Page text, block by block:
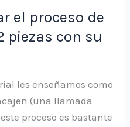
el proceso de
piezas con su
les enseñamos como
(una llamada
proceso es bastante